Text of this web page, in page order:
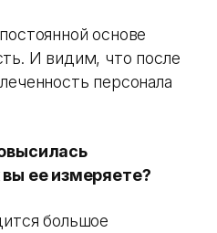
основе
И видим, что после
персонала
ее измеряете?
большое